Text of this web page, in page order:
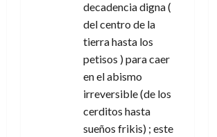
decadencia digna (
del centro de la
tierra hasta los
petisos ) para caer
en el abismo
irreversible (de los
cerditos hasta
sueños frikis) ; este